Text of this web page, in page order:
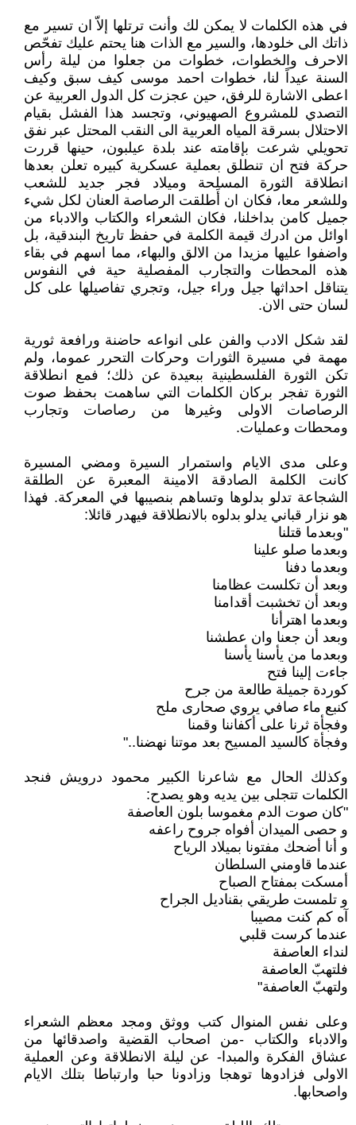
في هذه الكلمات لا يمكن لك وأنت ترتلها إلاّ ان تسير مع
ذاتك الى خلودها، والسير مع الذات هنا يحتم عليك تفحّص
الاحرف والخطوات، خطوات من جعلوا من ليلة رأس
السنة عيداً لنا، خطوات احمد موسى كيف سبق وكيف
اعطى الاشارة للرفق، حين عجزت كل الدول العربية عن
التصدي للمشروع الصهيوني، وتجسد هذا الفشل بقيام
الاحتلال بسرقة المياه العربية الى النقب المحتل عبر نفق
تحويلي شرعت بإقامته عند بلدة عيلبون، حينها قررت
حركة فتح ان تنطلق بعملية عسكرية كبيره تعلن بعدها
انطلاقة الثورة المسلحة وميلاد فجر جديد للشعب
وللشعر معا، فكان ان أَطلقت الرصاصة العنان لكل شيء
جميل كامن بداخلنا، فكان الشعراء والكتاب والادباء من
اوائل من ادرك قيمة الكلمة في حفظ تاريخ البندقية، بل
واضفوا عليها مزيدا من الالق والبهاء، مما اسهم في بقاء
هذه المحطات والتجارب المفصلية حية في النفوس
يتناقل احداثها جيل وراء جيل، وتجري تفاصيلها على كل
لسان حتى الان.
لقد شكل الادب والفن على انواعه حاضنة ورافعة ثورية
مهمة في مسيرة الثورات وحركات التحرر عموما، ولم
تكن الثورة الفلسطينية ببعيدة عن ذلك؛ فمع انطلاقة
الثورة تفجر بركان الكلمات التي ساهمت بحفظ صوت
الرصاصات الاولى وغيرها من رصاصات وتجارب
ومحطات وعمليات.
وعلى مدى الايام واستمرار السيرة ومضي المسيرة
كانت الكلمة الصادقة الامينة المعبرة عن الطلقة
الشجاعة تدلو بدلوها وتساهم بنصيبها في المعركة. فهذا
هو نزار قباني يدلو بدلوه بالانطلاقة فيهدر قائلا:
"وبعدما قتلنا
وبعدما صلو علينا
وبعدما دفنا
وبعد أن تكلست عظامنا
وبعد أن تخشبت أقدامنا
وبعدما اهترأنا
وبعد أن جعنا وان عطشنا
وبعدما من يأسنا يأسنا
جاءت إلينا فتح
كوردة جميلة طالعة من جرح
كنبع ماء صافي يروي صحارى ملح
وفجأة ثرنا على أكفاننا وقمنا
وفجأة كالسيد المسيح بعد موتنا نهضنا.."
وكذلك الحال مع شاعرنا الكبير محمود درويش فنجد
الكلمات تتجلى بين يديه وهو يصدح:
"كان صوت الدم مغموسا بلون العاصفة
و حصى الميدان أفواه جروح راعفه
و أنا أضحك مفتونا بميلاد الرياح
عندما قاومني السلطان
أمسكت بمفتاح الصباح
و تلمست طريقي بقناديل الجراح
آه كم كنت مصيبا
عندما كرست قلبي
لنداء العاصفة
فلتهبّ العاصفة
ولتهبّ العاصفة"
وعلى نفس المنوال كتب ووثق ومجد معظم الشعراء
والادباء والكتاب -من اصحاب القضية واصدقائها من
عشاق الفكرة والمبدا- عن ليلة الانطلاقة وعن العملية
الاولى فزادوها توهجا وزادونا حبا وارتباطا بتلك الايام
واصحابها.